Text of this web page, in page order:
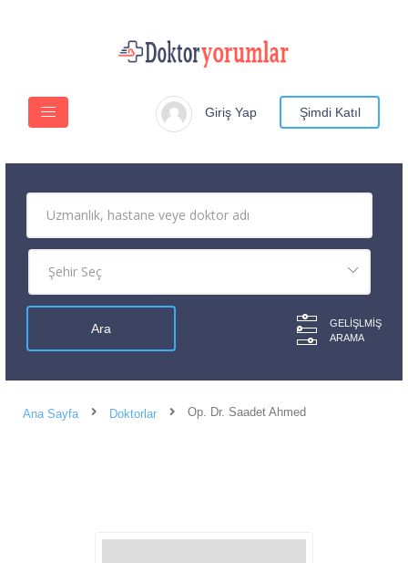
Giriş Yap Şimdi Katıl
GELIŞLMIŞ
ARAMA
Ana Sayfa Doktorlar Op. Dr. Saadet Ahmed